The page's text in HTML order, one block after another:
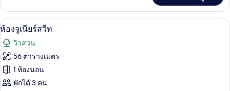
เกี่ยว
กับ
Executive
Villa
เปิด
ภาพถ่าย
ทั้งหมด
ของ
ห้อง
ห้องจูเนียร์สวีท | เครื่องนอนระดับพรีเ
11
ห้องจูเนียร์สวีท
วิวสวน
56 ตารางเมตร
1 ห้องนอน
พักได้ 3 คน